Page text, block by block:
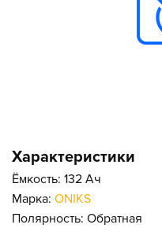
Характеристики
Ёмкость: 132 Ач
Марка: ONIKS
Полярность: Обратная